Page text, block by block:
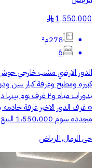
1,550,000
§
278م²
6
الدور الارضي مشب خارجي
بدورات مياه و٢
مجدده سوم 1،550،000 البيع مليون وست ميه او اجار ٧٠ الف
حي الرمال, الرياض